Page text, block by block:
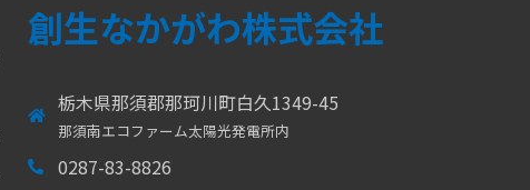
創生なかがわ株式会社
栃木県那須郡那珂川町白久1349-45
那須南エコファーム太陽光発電所内
0287-83-8826